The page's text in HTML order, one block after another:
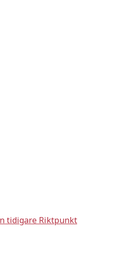
tidigare Riktpunkt